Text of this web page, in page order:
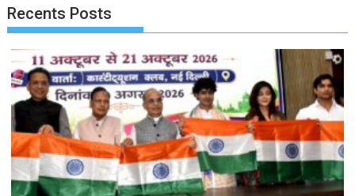
Recents Posts